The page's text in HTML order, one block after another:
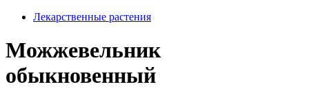
Лекарственные растения
Можжевельник
обыкновенный